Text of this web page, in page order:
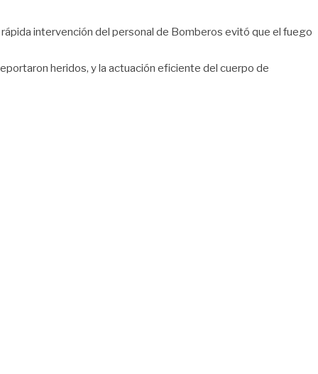
intervención del personal de Bomberos evitó que el fuego
heridos, y la actuación eficiente del cuerpo de